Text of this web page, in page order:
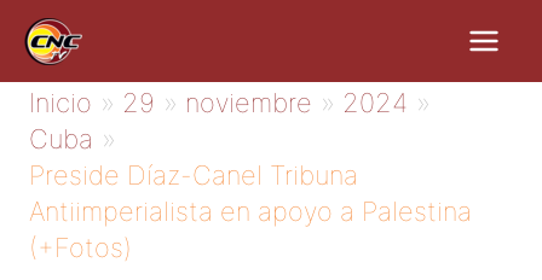
contenido
Inicio 29 noviembre
2024
Cuba
Preside Díaz-Canel Tribuna
Antiimperialista en apoyo a Palestina
(+Fotos)